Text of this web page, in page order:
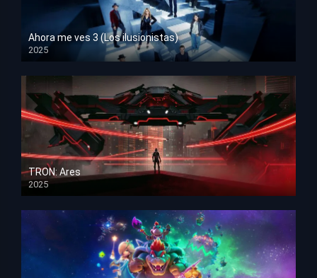
Ahora me ves 3 (Los ilusionistas)
2025
HD 1080p
TRON: Ares
2025
HD 1080p